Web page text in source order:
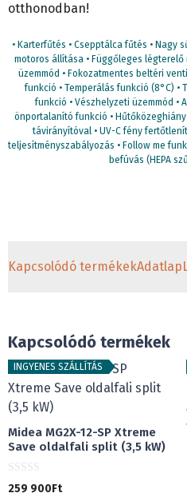
otthonodban!
• Karterfűtés • Csepptálca fűtés • Nagy
motoros állítása • Függőleges légterelő
üzemmód • Fokozatmentes beltéri
funkció • Temperálás funkció (8°C) •
funkció • Vészhelyzeti üzemmód •
önportalanító funkció •
távirányítóval • UV-C fény
teljesítményszabályozás • Follow me
befúvás (HEPA
Kapcsolódó termékekAdatlap
Kapcsolódó termékek
INGYENES SZÁLLÍTÁS
Midea MG2X-12-SP Xtreme
Save oldalfali split (3,5 kW)
0
a
259 900Ft